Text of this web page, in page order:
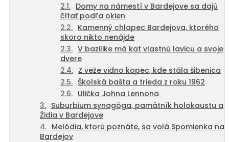
Domy na námestí v Bardejove sa dajú
čítať podľa okien
Kamenný chlapec Bardejova, ktorého
skoro nikto nenájde
V bazilike má kat vlastnú lavicu a svoje
dvere
Z veže vidno kopec, kde stála šibenica
Školská bašta a trieda z roku 1962
Ulička Johna Lennona
Suburbium synagóga, pamätník holokaustu a
Židia v Bardejove
Melódia, ktorú poznáte, sa volá Spomienka na
Bardejov